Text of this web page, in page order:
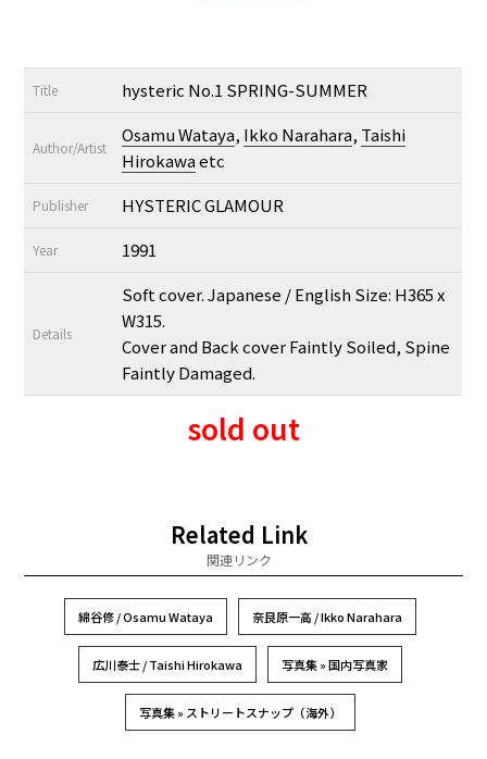
Title hysteric No.1 SPRING-SUMMER
Author/Artist
Osamu Wataya, Ikko Narahara, Taishi
Hirokawaetc
Publisher HYSTERIC GLAMOUR
Year 1991
Details
Soft cover. Japanese / English Size: H365 x
W315.
Cover and Back cover Faintly Soiled, Spine
Faintly Damaged.
sold out
Related Link
関連リンク
綿谷修 / Osamu Wataya 奈良原一高 / Ikko Narahara
広川泰士 / Taishi Hirokawa 写真集 » 国内写真家
写真集 » ストリートスナップ（海外）